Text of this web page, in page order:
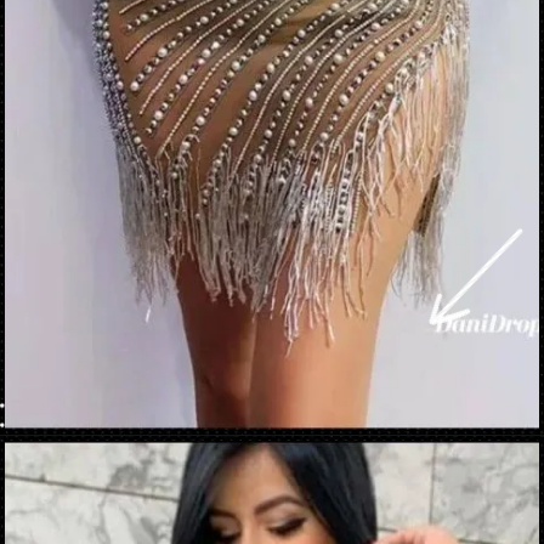
Apertura in corso https://danidrops.com.br/it/vestido-brilhante-2023/